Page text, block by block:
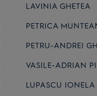
LAVINIA GHETEA
PETRICA
PETRU-ANDREI
VASILE-ADRIAN
LUPASCU IONELA